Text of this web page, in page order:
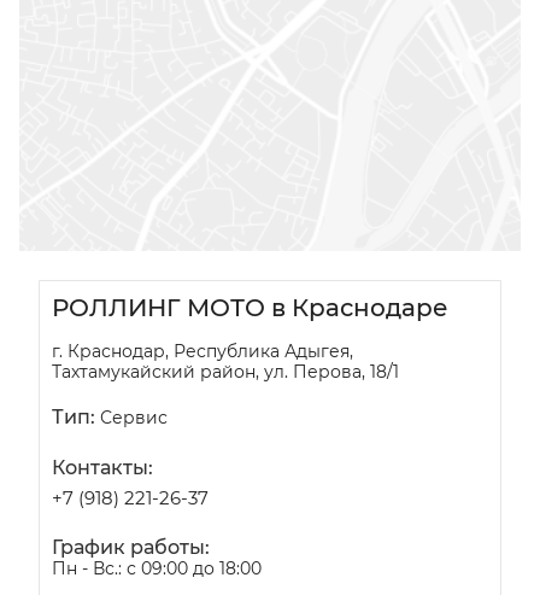
РОЛЛИНГ МОТО в Краснодаре
г. Краснодар, Республика Адыгея,
Тахтамукайский район, ул. Перова, 18/1
Тип: Сервис
Контакты:
+7 (918) 221-26-37
График работы:
Пн - Вс.: с 09:00 до 18:00